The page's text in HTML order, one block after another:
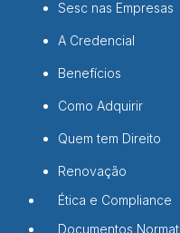
Sesc nas Empresas
A Credencial
Benefícios
Como Adquirir
Quem tem Direito
Renovação
Ética e Compliance
Documentos